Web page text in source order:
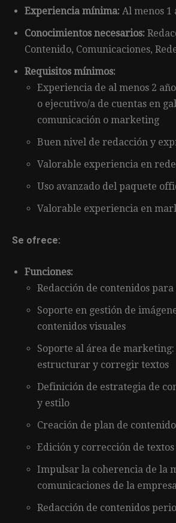
Experiencia mínima: Al menos 1
Conocimientos necesarios:
Contenido, Comunicaciones,
Requisitos mínimos:
Experiencia de al menos 2
o ejecutivo/a de cuentas en
comunicación o marketing
Buen nivel de redacción y
Valorable experiencia en
Uso avanzado del paquete
Valorable experiencia en
Se ofrece:
Funciones:
Redacción de contenidos
Soporte en gestión de
contenidos visuales
Soporte al área de
estructurar y corregir textos
Definición de estrategia de
y estilo
Creación de plan de
Edición y corrección de textos
Impulsar la coherencia de la
comunicaciones de la empresa
Redacción de contenidos